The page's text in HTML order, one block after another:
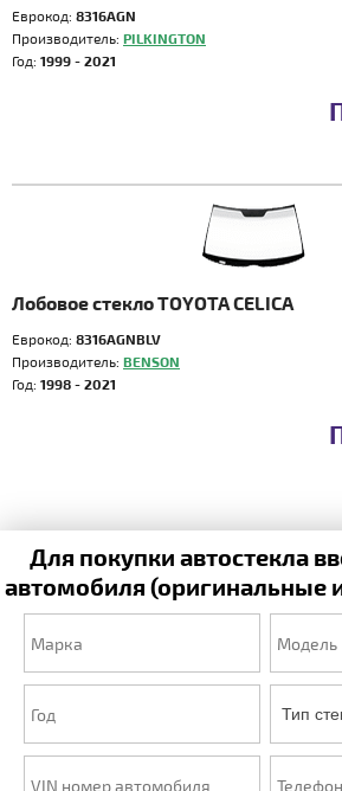
Еврокод: 8316AGN
Производитель: PILKINGTON
Год: 1999 - 2021
Лобовое стекло TOYOTA CELICA
Еврокод: 8316AGNBLV
Производитель: BENSON
Год: 1998 - 2021
Для покупки автостекла
автомобиля (оригинальные